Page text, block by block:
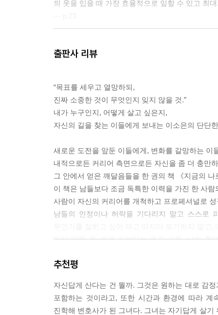
의 옷을 입을 때 가장 효율적으로 일할 수 있고 최
걸친 면접 후 최종 합격을 했다. 내가 원하던 국
니까.
--- p.61
작가 엘리자베스 길버트는 《빅 매직》이라는 책
무언가를 완성해내는 것이 잘해내는 것보다 중요
별 생각 없이 하던 도전도 나이가 들면서 심사숙
일도 흔해졌다.
‘Good’인지 고민하다가 ‘Done’을 놓치는 것이
서가는데 혼자 제자리에, 아니 오히려 뒷걸음치고
거리낌 없이 음악 공책을 찢어 연필로 악보를 그
현대인은 한 방향을 보며 나아가는 사고방식, 즉 ‘
쪽으로 직선을 그리며 우리 삶과 커리어의 방향
것 같고, 실패할 것 같은 불안감이 찾아온다. 하지
출판사 리뷰
“목표를 세우고 열망하되,
진짜 소중한 것이 무엇인지 잊지 않을 것.”
내가 누구인지, 어떻게 살고 싶은지,
자신의 길을 찾는 이들에게 보내는 이소은의 단단
새로운 도전을 앞둔 이들에게, 변화를 갈망하는
내적으로든 커리어 측면으로든 자신을 좀 더 충만
그 안에서 얻은 깨달음들을 한 권의 책 《지금의
이 책은 남들보다 조금 독특한 이력을 가진 한 사
사람이 자신의 커리어를 개척하고 프로페셔널로
남들의 인정이나 허락을 기다리지 말고 스스로
잊지 않을 것. 쉬운 길보다는 옳은 길을, 남이 좋
가수이자 미국 변호사 이소은. 그녀는 십 대에는
보내지 않았다. 가수, 미국 변호사, 국제기구 부의
있다. 그녀의 이야기는 나답게, 충실하게, 유연하
추천평
자신답게 산다는 건 뭘까. 그것은 원하는 대로 감
포함하는 것이라고, 또한 시간과 환경에 따라
진학해 변호사가 된 그녀다. 그녀는 자기답게 살